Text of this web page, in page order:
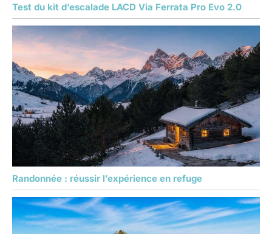
Test du kit d’escalade LACD Via Ferrata Pro Evo 2.0
Randonnée : réussir l’expérience en refuge